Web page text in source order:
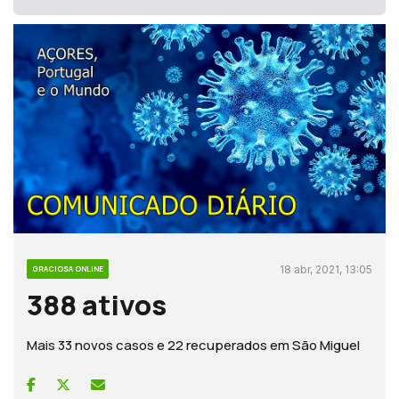
GRACIOSA ONLINE 18 abr, 2021, 13:05
388 ativos
Mais 33 novos casos e 22 recuperados em São Miguel